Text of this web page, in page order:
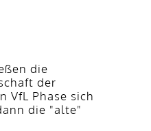
die
der
VfL Phase sich
die "alte"